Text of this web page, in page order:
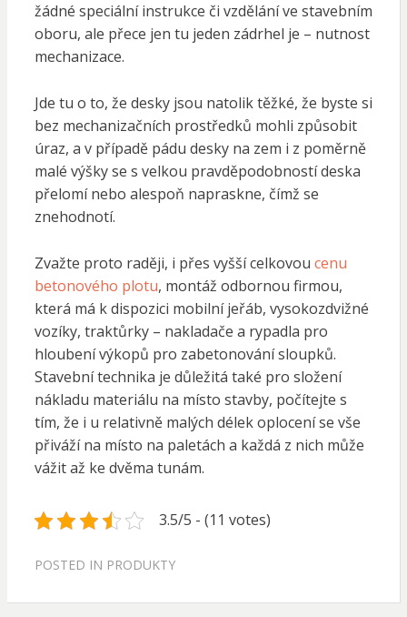
žádné speciální instrukce či vzdělání ve stavebním
oboru, ale přece jen tu jeden zádrhel je – nutnost
mechanizace.
Jde tu o to, že desky jsou natolik těžké, že byste si
bez mechanizačních prostředků mohli způsobit
úraz, a v případě pádu desky na zem i z poměrně
malé výšky se s velkou pravděpodobností deska
přelomí nebo alespoň napraskne, čímž se
znehodnotí.
Zvažte proto raději, i přes vyšší celkovou cenu
betonového plotu, montáž odbornou firmou,
která má k dispozici mobilní jeřáb, vysokozdvižné
vozíky, traktůrky – nakladače a rypadla pro
hloubení výkopů pro zabetonování sloupků.
Stavební technika je důležitá také pro složení
nákladu materiálu na místo stavby, počítejte s
tím, že i u relativně malých délek oplocení se vše
přiváží na místo na paletách a každá z nich může
vážit až ke dvěma tunám.
3.5/5 - (11 votes)
POSTED IN PRODUKTY